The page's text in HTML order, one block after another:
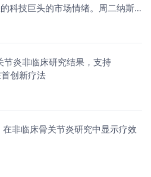
科技巨头的市场情绪。周二纳斯
炎非临床研究结果，支持
创新疗法
非临床骨关节炎研究中显示疗效